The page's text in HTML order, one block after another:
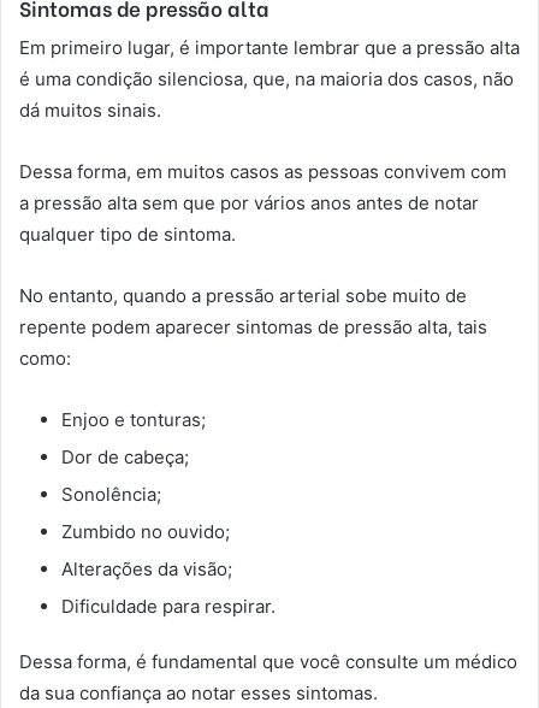
Sintomas de pressão alta
Em primeiro lugar, é importante lembrar que a pressão alta
é uma condição silenciosa, que, na maioria dos casos, não
dá muitos sinais.
Dessa forma, em muitos casos as pessoas convivem com
a pressão alta sem que por vários anos antes de notar
qualquer tipo de sintoma.
No entanto, quando a pressão arterial sobe muito de
repente podem aparecer sintomas de pressão alta, tais
como:
Enjoo e tonturas;
Dor de cabeça;
Sonolência;
Zumbido no ouvido;
Alterações da visão;
Dificuldade para respirar.
Dessa forma, é fundamental que você consulte um médico
da sua confiança ao notar esses sintomas.